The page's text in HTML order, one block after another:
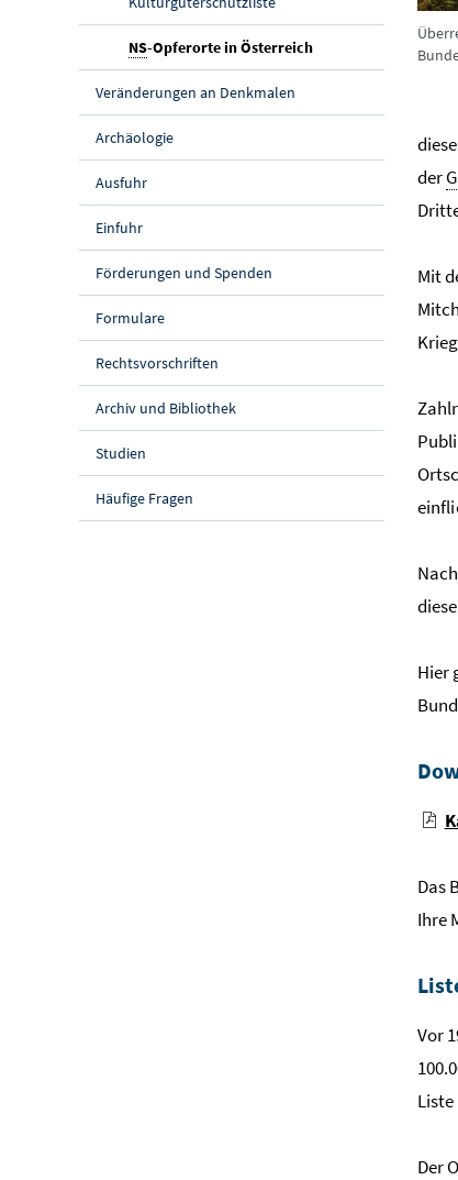
NS-Opferorte in Österreich(aktuelle Seite)
Veränderungen an Denkmalen
Archäologie
Ausfuhr
Einfuhr
Förderungen und Spenden
Formulare
Rechtsvorschriften
Archiv und Bibliothek
Studien
Häufige Fragen
der
Mit
Hier
Das
Ihre
Vor
Der